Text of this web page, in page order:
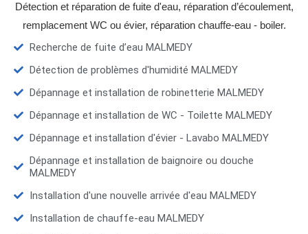
Détection et réparation de fuite d'eau, réparation d’écoulement,
remplacement WC ou évier, réparation chauffe-eau - boiler.
Recherche de fuite d’eau MALMEDY
Détection de problèmes d'humidité MALMEDY
Dépannage et installation de robinetterie MALMEDY
Dépannage et installation de WC - Toilette MALMEDY
Dépannage et installation d'évier - Lavabo MALMEDY
Dépannage et installation de baignoire ou douche
MALMEDY
Installation d'une nouvelle arrivée d'eau MALMEDY
Installation de chauffe-eau MALMEDY